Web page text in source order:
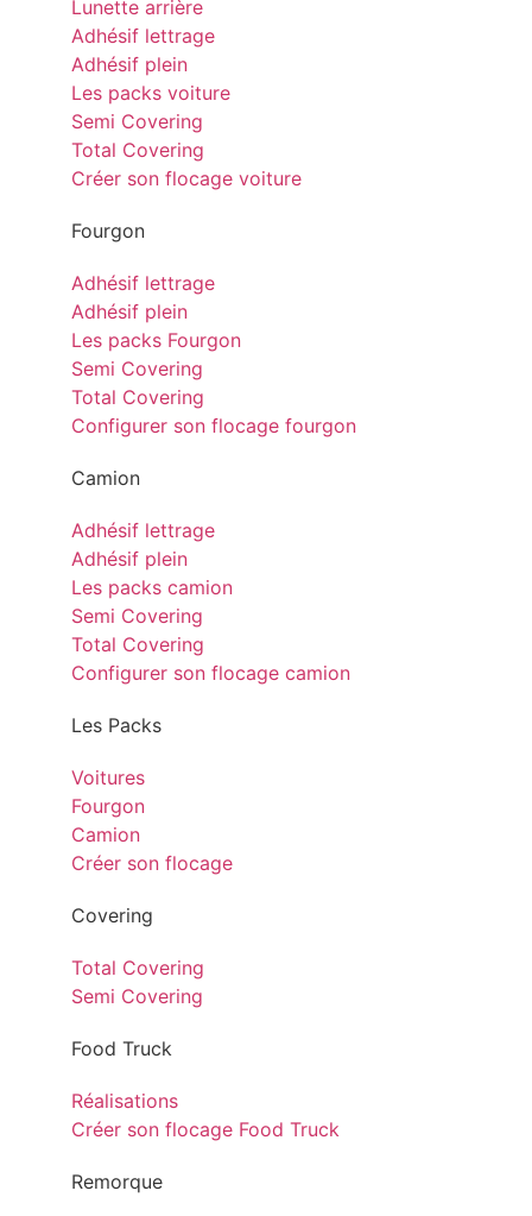
Lunette arrière
Adhésif lettrage
Adhésif plein
Les packs voiture
Semi Covering
Total Covering
Créer son flocage voiture
Fourgon
Adhésif lettrage
Adhésif plein
Les packs Fourgon
Semi Covering
Total Covering
Configurer son flocage fourgon
Camion
Adhésif lettrage
Adhésif plein
Les packs camion
Semi Covering
Total Covering
Configurer son flocage camion
Les Packs
Voitures
Fourgon
Camion
Créer son flocage
Covering
Total Covering
Semi Covering
Food Truck
Réalisations
Créer son flocage Food Truck
Remorque